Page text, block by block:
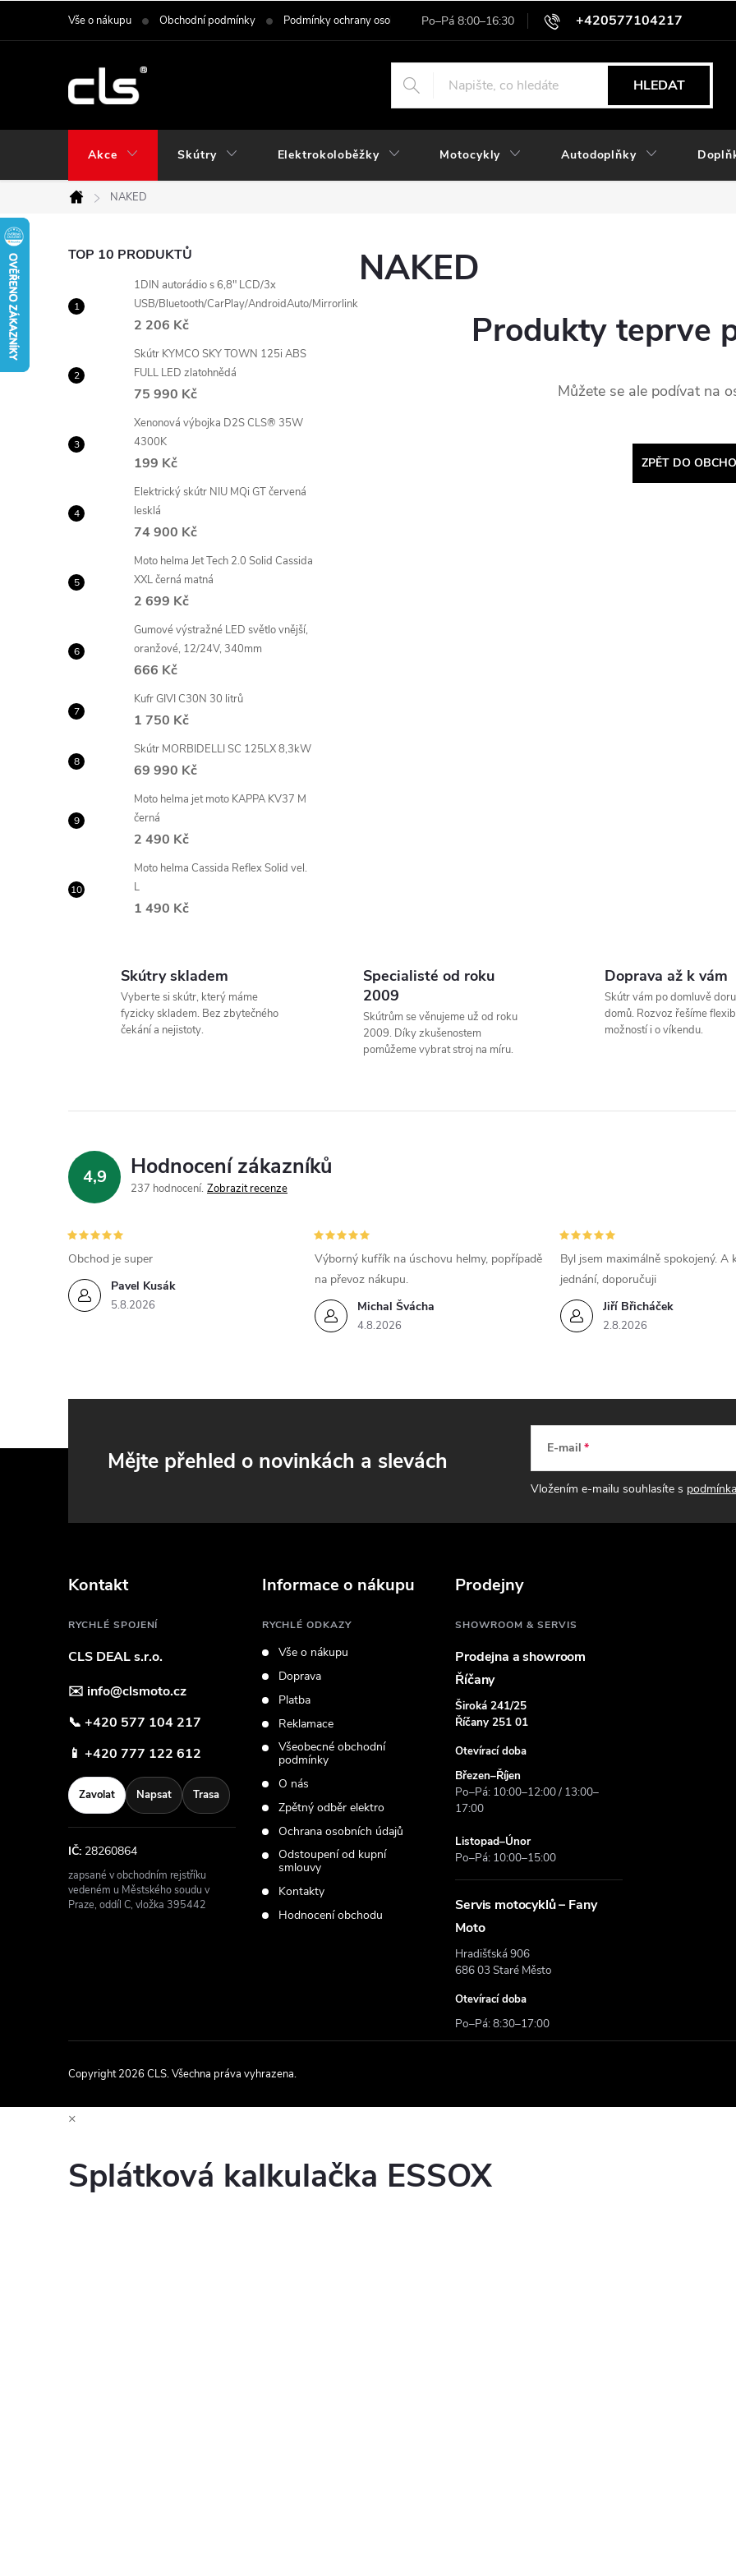
+420577104217
Vše o nákupu Obchodní podmínky Podmínky ochrany osobních údajů
HLEDAT
Akce Skútry Elektrokoloběžky Motocykly Autodoplňky
Domů
NAKED
P
o
t
r
n
í
p
n
e
TOP 10 PRODUKTŮ
1DIN autorádio s 6,8" LCD/3x
USB/Bluetooth/CarPlay/AndroidAuto/Mirrorlink
2 206 Kč
Skútr KYMCO SKY TOWN 125i ABS
FULL LED zlatohnědá
75 990 Kč
Xenonová výbojka D2S CLS® 35W
4300K
199 Kč
Elektrický skútr NIU MQi GT červená
lesklá
74 900 Kč
Moto helma Jet Tech 2.0 Solid Cassida
XXL černá matná
2 699 Kč
Gumové výstražné LED světlo vnější,
oranžové, 12/24V, 340mm
666 Kč
Kufr GIVI C30N 30 litrů
1 750 Kč
Skútr MORBIDELLI SC 125LX 8,3kW
69 990 Kč
Moto helma jet moto KAPPA KV37 M
černá
2 490 Kč
Moto helma Cassida Reflex Solid vel.
L
1 490 Kč
NAKED
Produkty teprve
Můžete se ale podívat na
ZPĚT DO
Skútry skladem
Vyberte si skútr, který máme
fyzicky skladem. Bez zbytečného
čekání a nejistoty.
Specialisté od roku
2009
Skútrům se věnujeme už od roku
2009. Díky zkušenostem
pomůžeme vybrat stroj na míru.
Doprava až k vám
Skútr vám po domluvě
domů. Rozvoz řešíme
možností i o víkendu.
4,9 Hodnocení zákazníků
237 hodnocení Zobrazit recenze
Pavel Kusák
5.8.2026
Obchod je super
Michal Švácha
4.8.2026
Výborný kufřík na úschovu helmy, popřípadě
na převoz nákupu.
Jiří Břicháček
2.8.2026
Byl jsem maximálně spokojený. A
jednání, doporučuji
Mějte přehled o novinkách a slevách E-mail
Vložením e-mailu souhlasíte s
Prodejny
SHOWROOM & SERVIS
Prodejna a showroom
Říčany
Široká 241/25
Říčany 251 01
Otevírací doba
Březen–Říjen
Po–Pá: 10:00–12:00 / 13:00–
17:00
Listopad–Únor
Po–Pá: 10:00–15:00
Servis motocyklů – Fany
Moto
Hradišťská 906
686 03 Staré Město
Otevírací doba
Po–Pá: 8:30–17:00
Kontakt
RYCHLÉ SPOJENÍ
CLS DEAL s.r.o.
✉️ info@clsmoto.cz
📞 +420 577 104 217
📱 +420 777 122 612
Zavolat Napsat Trasa
IČ: 28260864
zapsané v obchodním rejstříku
vedeném u Městského soudu v
Praze, oddíl C, vložka 395442
Informace o nákupu
RYCHLÉ ODKAZY
Vše o nákupu
Doprava
Platba
Reklamace
Všeobecné obchodní
podmínky
O nás
Zpětný odběr elektro
Ochrana osobních údajů
Odstoupení od kupní
smlouvy
Kontakty
Hodnocení obchodu
Copyright 2026CLS. Všechna práva vyhrazena.
×
Splátková kalkulačka ESSOX